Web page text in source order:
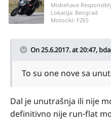
Misbehave
Lokacija: Beograd
Motocikl: FZ6S
On 25.6.2017. at 20:47,
To su one nove sa
Dal je unutrašnja ili nije
definitivno nije run-flat